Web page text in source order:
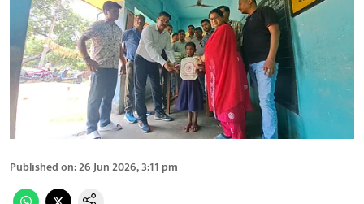
Published on:26 Jun 2026, 3:11 pm